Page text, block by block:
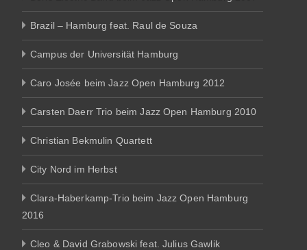
Brazil – Hamburg feat. Raul de Souza
Campus der Universität Hamburg
Caro Josée beim Jazz Open Hamburg 2012
Carsten Daerr Trio beim Jazz Open Hamburg 2010
Christian Bekmulin Quartett
City Nord im Herbst
Clara-Haberkamp-Trio beim Jazz Open Hamburg
2016
Cleo & David Grabowski feat. Julius Gawlik